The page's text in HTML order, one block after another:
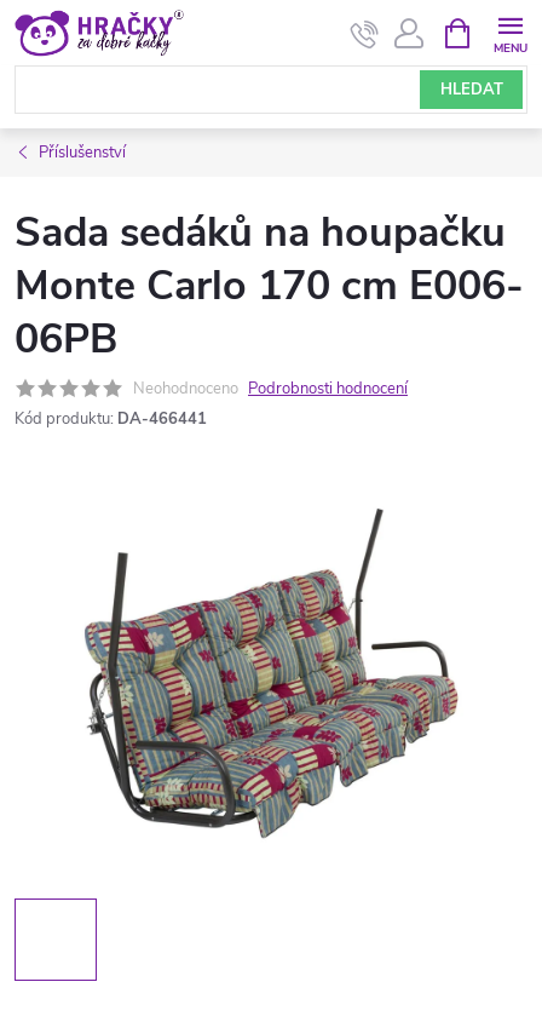
Přejít
obsah
HLEDAT
NÁKUPNÍ
KOŠÍK
Příslušenství
Sada sedáků na houpačku
Monte Carlo 170 cm E006-
06PB
Neohodnoceno Podrobnosti hodnocení
Kód produktu: DA-466441